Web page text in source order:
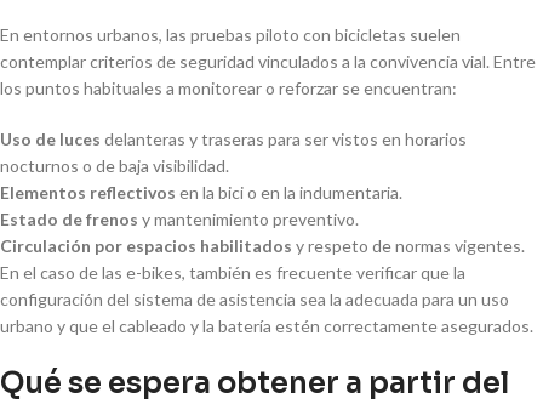
En entornos urbanos, las pruebas piloto con bicicletas suelen
contemplar criterios de seguridad vinculados a la convivencia vial. Entre
los puntos habituales a monitorear o reforzar se encuentran:
Uso de luces delanteras y traseras para ser vistos en horarios
nocturnos o de baja visibilidad.
Elementos reflectivos en la bici o en la indumentaria.
Estado de frenos y mantenimiento preventivo.
Circulación por espacios habilitados y respeto de normas vigentes.
En el caso de las e-bikes, también es frecuente verificar que la
configuración del sistema de asistencia sea la adecuada para un uso
urbano y que el cableado y la batería estén correctamente asegurados.
Qué se espera obtener a partir del